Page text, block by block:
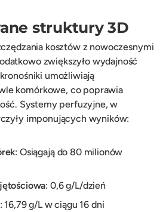
struktury 3D
kosztów z nowoczesnymi
zwiększyło wydajność
umożliwiają
komórkowe, co poprawia
Systemy perfuzyjne, w
imponujących wyników:
: Osiągają do 80 milionów
: 0,6 g/L/dzień
: 16,79 g/L w ciągu 16 dni